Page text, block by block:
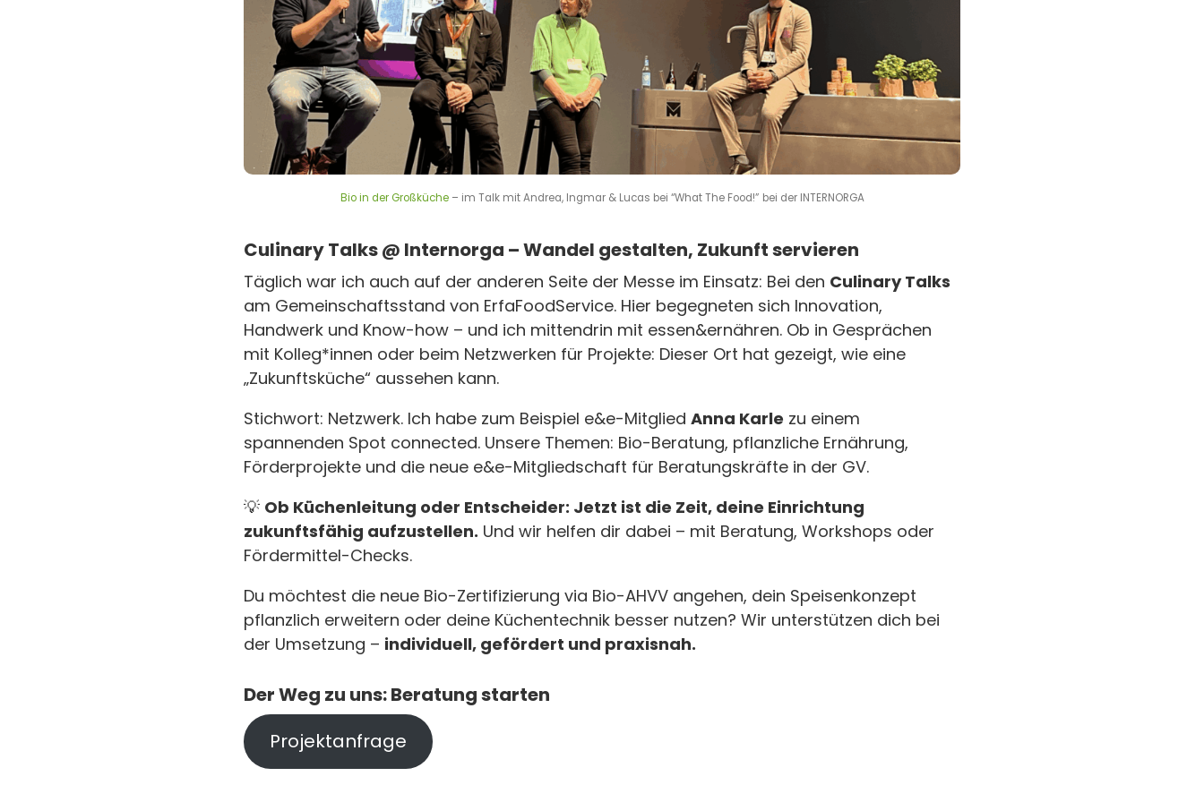
Bio in der Großküche– im Talk mit Andrea, Ingmar & Lucas bei “What The Food!” bei der INTERNORGA
Culinary Talks @ Internorga – Wandel gestalten, Zukunft servieren
Täglich war ich auch auf der anderen Seite der Messe im Einsatz: Bei den Culinary Talks
am Gemeinschaftsstand von ErfaFoodService. Hier begegneten sich Innovation,
Handwerk und Know-how – und ich mittendrin mit essen&ernähren. Ob in Gesprächen
mit Kolleg*innen oder beim Netzwerken für Projekte: Dieser Ort hat gezeigt, wie eine
„Zukunftsküche“ aussehen kann.
Stichwort: Netzwerk. Ich habe zum Beispiel e&e-Mitglied Anna Karle zu einem
spannenden Spot connected. Unsere Themen: Bio-Beratung, pflanzliche Ernährung,
Förderprojekte und die neue e&e-Mitgliedschaft für Beratungskräfte in der GV.
💡 Ob Küchenleitung oder Entscheider: Jetzt ist die Zeit, deine Einrichtung
zukunftsfähig aufzustellen. Und wir helfen dir dabei – mit Beratung, Workshops oder
Fördermittel-Checks.
Du möchtest die neue Bio-Zertifizierung via Bio-AHVV angehen, dein Speisenkonzept
pflanzlich erweitern oder deine Küchentechnik besser nutzen? Wir unterstützen dich bei
der Umsetzung – individuell, gefördert und praxisnah.
Der Weg zu uns: Beratung starten
Projektanfrage